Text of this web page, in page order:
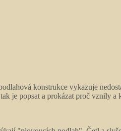
konstrukce vykazuje
je popsat a prokázat proč vznily